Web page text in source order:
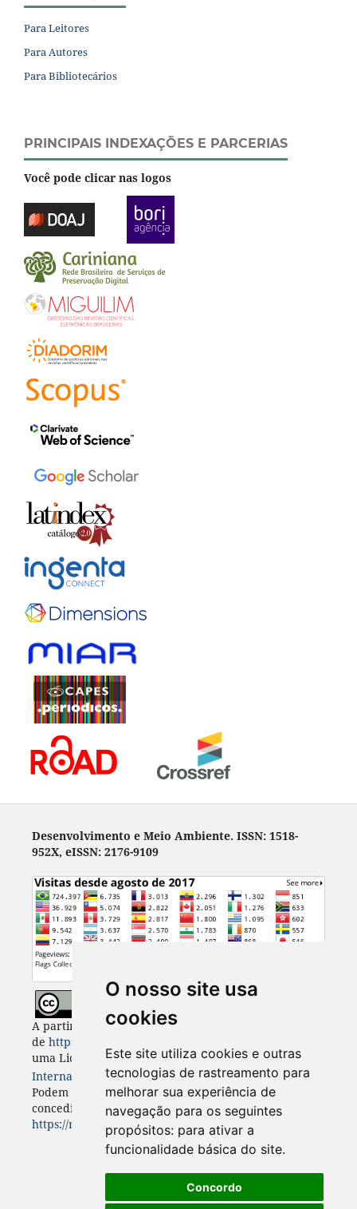
O nosso site usa
cookies
Este site utiliza cookies e outras
tecnologias de rastreamento para
melhorar sua experiência de
navegação para os seguintes
propósitos: para ativar a
funcionalidade básica do site.
Concordo
Para Leitores
Para Autores
Para Bibliotecários
PRINCIPAIS INDEXAÇÕES E PARCERIAS
Você pode clicar nas logos
Desenvolvimento e Meio Ambiente. ISSN: 1518-
952X, eISSN: 2176-9109
A partir de 2023, Desenvolvimento e Meio Ambiente
de https://revistas.ufpr.br/made
uma Licença
Creative Commons - Atribuição 4.0
Internacional . CC BY 4.0
Podem estar disponíveis autorizações adicionais às
concedidas no âmbito desta licença em
https://revistas.ufpr.br/made/about.